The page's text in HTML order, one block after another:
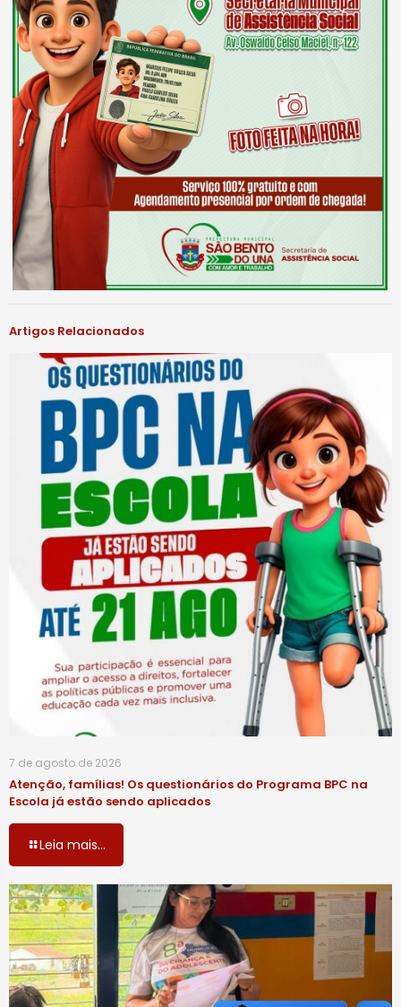
Artigos Relacionados
7 de agosto de 2026
Atenção, famílias! Os questionários do Programa BPC na
Escola já estão sendo aplicados
Leia mais...